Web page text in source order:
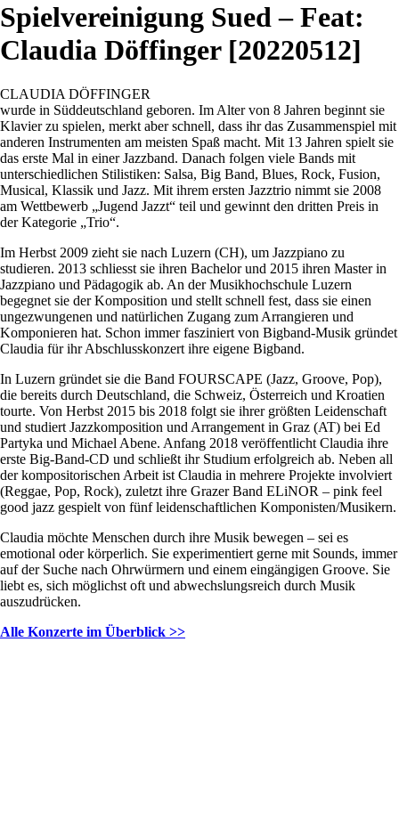
Spielvereinigung Sued – Feat:
Claudia Döffinger [20220512]
CLAUDIA DÖFFINGER
wurde in Süddeutschland geboren. Im Alter von 8 Jahren beginnt sie
Klavier zu spielen, merkt aber schnell, dass ihr das Zusammenspiel mit
anderen Instrumenten am meisten Spaß macht. Mit 13 Jahren spielt sie
das erste Mal in einer Jazzband. Danach folgen viele Bands mit
unterschiedlichen Stilistiken: Salsa, Big Band, Blues, Rock, Fusion,
Musical, Klassik und Jazz. Mit ihrem ersten Jazztrio nimmt sie 2008
am Wettbewerb „Jugend Jazzt“ teil und gewinnt den dritten Preis in
der Kategorie „Trio“.
Im Herbst 2009 zieht sie nach Luzern (CH), um Jazzpiano zu
studieren. 2013 schliesst sie ihren Bachelor und 2015 ihren Master in
Jazzpiano und Pädagogik ab. An der Musikhochschule Luzern
begegnet sie der Komposition und stellt schnell fest, dass sie einen
ungezwungenen und natürlichen Zugang zum Arrangieren und
Komponieren hat. Schon immer fasziniert von Bigband-Musik gründet
Claudia für ihr Abschlusskonzert ihre eigene Bigband.
In Luzern gründet sie die Band FOURSCAPE (Jazz, Groove, Pop),
die bereits durch Deutschland, die Schweiz, Österreich und Kroatien
tourte. Von Herbst 2015 bis 2018 folgt sie ihrer größten Leidenschaft
und studiert Jazzkomposition und Arrangement in Graz (AT) bei Ed
Partyka und Michael Abene. Anfang 2018 veröffentlicht Claudia ihre
erste Big-Band-CD und schließt ihr Studium erfolgreich ab. Neben all
der kompositorischen Arbeit ist Claudia in mehrere Projekte involviert
(Reggae, Pop, Rock), zuletzt ihre Grazer Band ELiNOR – pink feel
good jazz gespielt von fünf leidenschaftlichen Komponisten/Musikern.
Claudia möchte Menschen durch ihre Musik bewegen – sei es
emotional oder körperlich. Sie experimentiert gerne mit Sounds, immer
auf der Suche nach Ohrwürmern und einem eingängigen Groove. Sie
liebt es, sich möglichst oft und abwechslungsreich durch Musik
auszudrücken.
Alle Konzerte im Überblick >>